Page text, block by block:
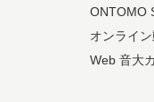
ONTOMO
オンライ
Web 音大